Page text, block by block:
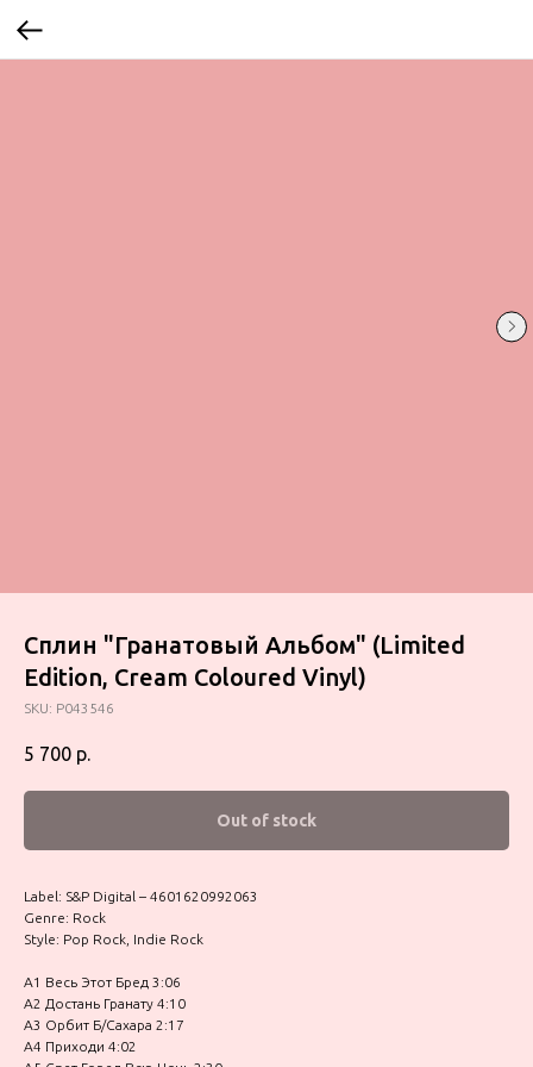
Сплин "Гранатовый Альбом" (Limited
Edition, Cream Coloured Vinyl)
SKU: P043546
5 700 р.
Out of stock
Label: S&P Digital – 4601620992063
Genre: Rock
Style: Pop Rock, Indie Rock
A1 Весь Этот Бред 3:06
A2 Достань Гранату 4:10
A3 Орбит Б/Сахара 2:17
A4 Приходи 4:02